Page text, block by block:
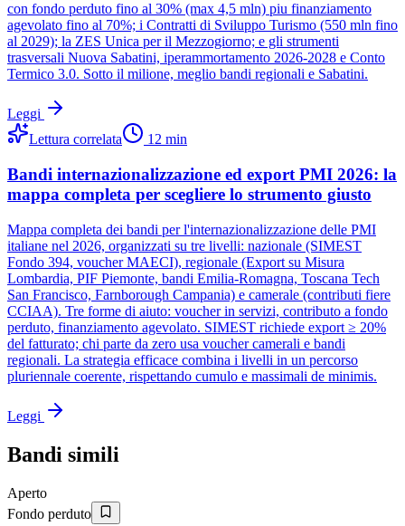
con fondo perduto fino al 30% (max 4,5 mln) piu finanziamento
agevolato fino al 70%; i Contratti di Sviluppo Turismo (550 mln fino
al 2029); la ZES Unica per il Mezzogiorno; e gli strumenti
trasversali Nuova Sabatini, iperammortamento 2026-2028 e Conto
Termico 3.0. Sotto il milione, meglio bandi regionali e Sabatini.
Leggi
Lettura correlata
12 min
Bandi internazionalizzazione ed export PMI 2026: la
mappa completa per scegliere lo strumento giusto
Mappa completa dei bandi per l'internazionalizzazione delle PMI
italiane nel 2026, organizzati su tre livelli: nazionale (SIMEST
Fondo 394, voucher MAECI), regionale (Export su Misura
Lombardia, PIF Piemonte, bandi Emilia-Romagna, Toscana Tech
San Francisco, Farnborough Campania) e camerale (contributi fiere
CCIAA). Tre forme di aiuto: voucher in servizi, contributo a fondo
perduto, finanziamento agevolato. SIMEST richiede export ≥ 20%
del fatturato; chi parte da zero usa voucher camerali e bandi
regionali. La strategia efficace combina i livelli in un percorso
pluriennale coerente, rispettando cumulo e massimali de minimis.
Leggi
Bandi simili
Aperto
Fondo perduto